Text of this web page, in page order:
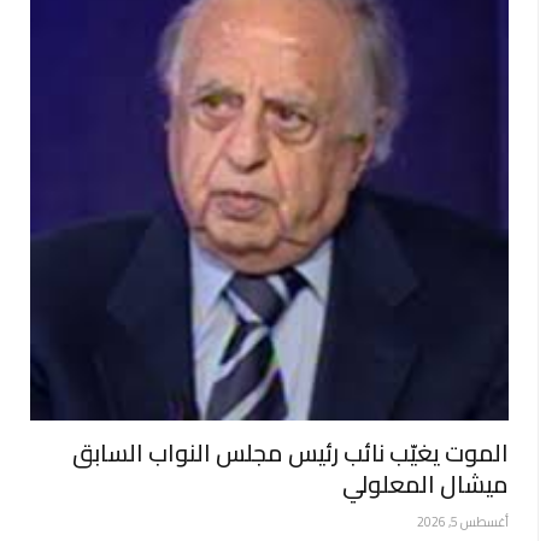
الموت يغيّب نائب رئيس مجلس النواب السابق
ميشال المعلولي
أغسطس 5, 2026